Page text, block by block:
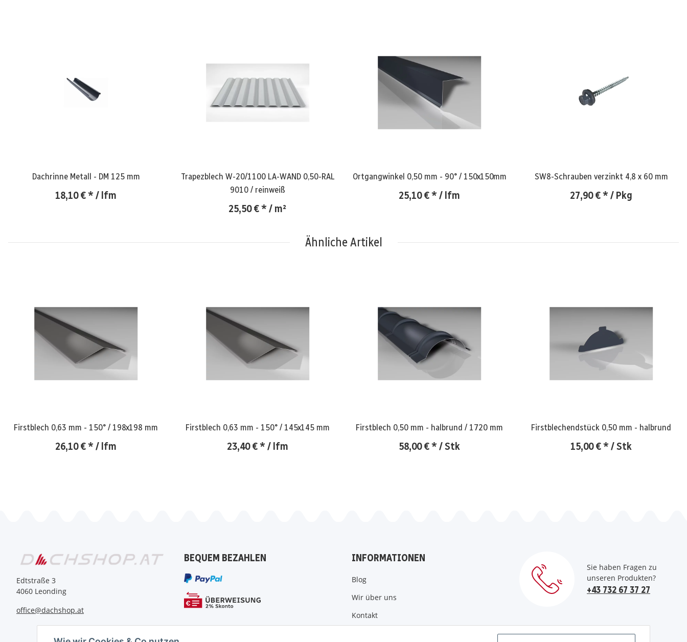
Dachrinne Metall - DM 125 mm
18,10 €* / lfm
Trapezblech W-20/1100 LA-WAND 0,50-RAL
9010 / reinweiß
25,50 €* / m²
Ortgangwinkel 0,50 mm - 90° / 150x150mm
25,10 €* / lfm
SW8-Schrauben verzinkt 4,8 x 60 mm
27,90 €* / Pkg
Ähnliche Artikel
Firstblech 0,63 mm - 150° / 198x198 mm
26,10 €* / lfm
Firstblech 0,63 mm - 150° / 145x145 mm
23,40 €* / lfm
Firstblech 0,50 mm - halbrund / 1720 mm
58,00 €* / Stk
Firstblechendstück 0,50 mm - halbrund
15,00 €* / Stk
Edtstraße 3
4060 Leonding
office@dachshop.at
BEQUEM BEZAHLEN INFORMATIONEN
Blog
Wir über uns
Kontakt
Sie haben Fragen zu
unseren Produkten?
+43 732 67 37 27